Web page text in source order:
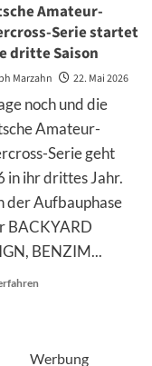
Amateur-
Serie startet
dritte Saison
Marzahn 22. Mai 2026
noch und die
Amateur-
Serie geht
in ihr drittes Jahr.
der Aufbauphase
BACKYARD
BENZIM...
Mehr
Werbung